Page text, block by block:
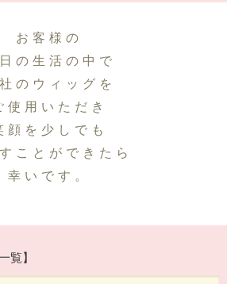
お客様の
の生活の中で
のウィッグを
使用いただき
顔を少しでも
ことができたら
幸いです。
覧】